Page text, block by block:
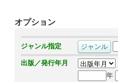
オプション
ジャンル指定
出版／発行年月
年